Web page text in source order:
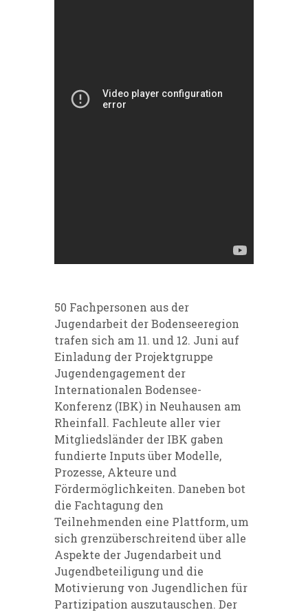
50 Fachpersonen aus der
Jugendarbeit der Bodenseeregion
trafen sich am 11. und 12. Juni auf
Einladung der Projektgruppe
Jugendengagement der
Internationalen Bodensee-
Konferenz (IBK) in Neuhausen am
Rheinfall. Fachleute aller vier
Mitgliedsländer der IBK gaben
fundierte Inputs über Modelle,
Prozesse, Akteure und
Fördermöglichkeiten. Daneben bot
die Fachtagung den
Teilnehmenden eine Plattform, um
sich grenzüberschreitend über alle
Aspekte der Jugendarbeit und
Jugendbeteiligung und die
Motivierung von Jugendlichen für
Partizipation auszutauschen. Der